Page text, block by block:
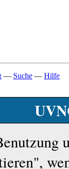
— Suche — Hilfe